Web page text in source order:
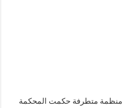
منظمة متطرفة حكمت المحكمة